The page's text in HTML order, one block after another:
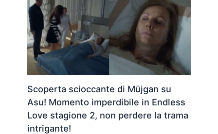
Scoperta scioccante di Müjgan su
Asu! Momento imperdibile in Endless
Love stagione 2, non perdere la trama
intrigante!